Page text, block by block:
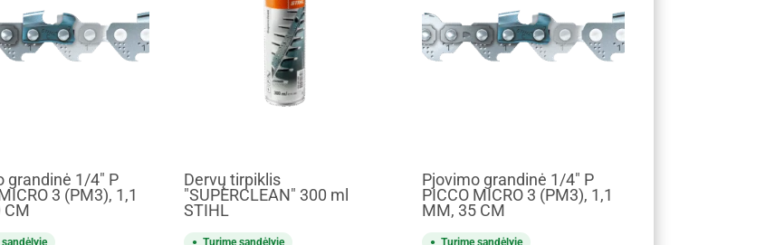
grandinė 1/4" P
3 (PM3), 1,1
CM
Dervų tirpiklis
"SUPERCLEAN" 300 ml
STIHL
Turime sandėlyje
Pjovimo grandinė 1/4" P
PICCO MICRO 3 (PM3), 1,1
MM, 35 CM
Turime sandėlyje